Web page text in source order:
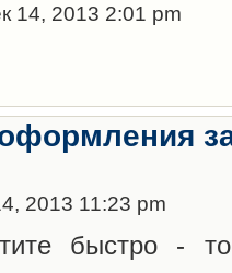
14, 2013 2:01 pm
2013 11:23 pm
быстро -